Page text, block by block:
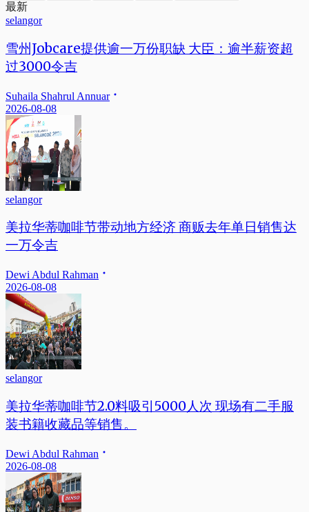
最新
selangor
雪州Jobcare提供逾一万份职缺 大臣：逾半薪资超
过3000令吉
Suhaila Shahrul Annuar
2026-08-08
selangor
美拉华蒂咖啡节带动地方经济 商贩去年单日销售达
一万令吉
Dewi Abdul Rahman
2026-08-08
selangor
美拉华蒂咖啡节2.0料吸引5000人次 现场有二手服
装书籍收藏品等销售。
Dewi Abdul Rahman
2026-08-08